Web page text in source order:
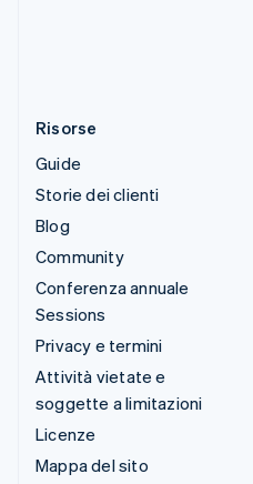
Risorse
Guide
Storie dei clienti
Blog
Community
Conferenza annuale
Sessions
Privacy e termini
Attività vietate e
soggette a limitazioni
Licenze
Mappa del sito